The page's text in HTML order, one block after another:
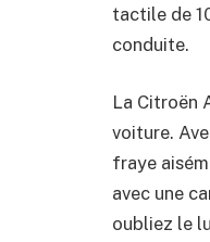
tactile de
conduite.
La Citroën
voiture.
fraye
avec une
oubliez le